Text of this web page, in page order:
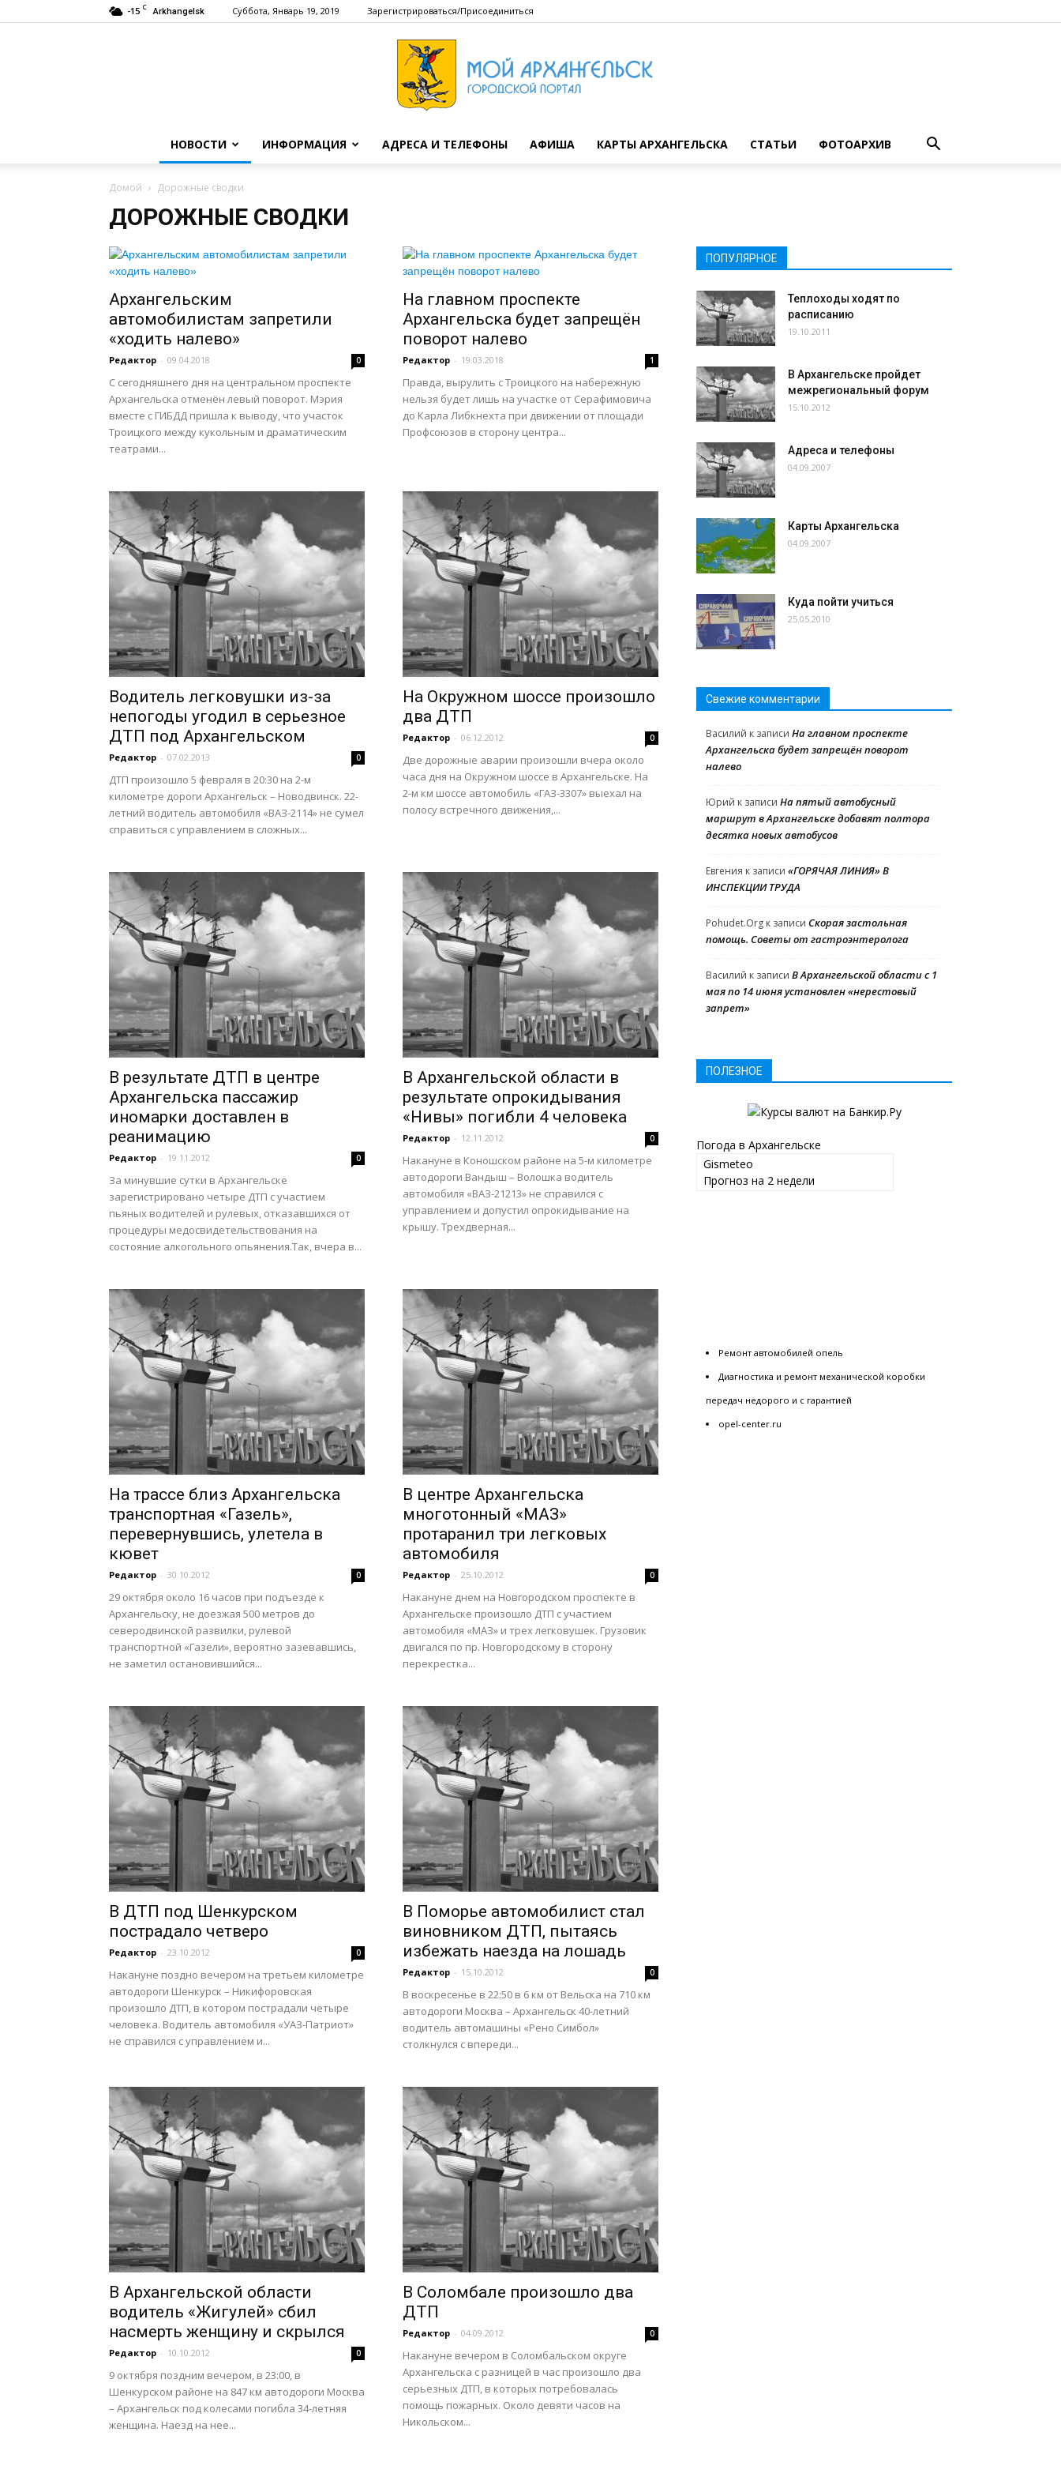
-15 C Arkhangelsk Суббота, Январь 19, 2019 Зарегистрироваться/Присоединиться
Архангельск
НОВОСТИ ИНФОРМАЦИЯ АДРЕСА И ТЕЛЕФОНЫ АФИША КАРТЫ АРХАНГЕЛЬСКА СТАТЬИ ФОТОАРХИВ
Домой Дорожные сводки
ДОРОЖНЫЕ СВОДКИ
Архангельским
автомобилистам запретили
«ходить налево»
Редактор - 09.04.2018 0
С сегодняшнего дня на центральном проспекте
Архангельска отменён левый поворот. Мэрия
вместе с ГИБДД пришла к выводу, что участок
Троицкого между кукольным и драматическим
театрами...
На главном проспекте
Архангельска будет запрещён
поворот налево
Редактор - 19.03.2018 1
Правда, вырулить с Троицкого на набережную
нельзя будет лишь на участке от Серафимовича
до Карла Либкнехта при движении от площади
Профсоюзов в сторону центра...
Водитель легковушки из-за
непогоды угодил в серьезное
ДТП под Архангельском
Редактор - 07.02.2013 0
ДТП произошло 5 февраля в 20:30 на 2-м
километре дороги Архангельск – Новодвинск. 22-
летний водитель автомобиля «ВАЗ-2114» не сумел
справиться с управлением в сложных...
На Окружном шоссе произошло
два ДТП
Редактор - 06.12.2012 0
Две дорожные аварии произошли вчера около
часа дня на Окружном шоссе в Архангельске. На
2-м км шоссе автомобиль «ГАЗ-3307» выехал на
полосу встречного движения,...
В результате ДТП в центре
Архангельска пассажир
иномарки доставлен в
реанимацию
Редактор - 19.11.2012 0
За минувшие сутки в Архангельске
зарегистрировано четыре ДТП с участием
пьяных водителей и рулевых, отказавшихся от
процедуры медосвидетельствования на
состояние алкогольного опьянения.Так, вчера в...
В Архангельской области в
результате опрокидывания
«Нивы» погибли 4 человека
Редактор - 12.11.2012 0
Накануне в Коношском районе на 5-м километре
автодороги Вандыш – Волошка водитель
автомобиля «ВАЗ-21213» не справился с
управлением и допустил опрокидывание на
крышу. Трехдверная...
На трассе близ Архангельска
транспортная «Газель»,
перевернувшись, улетела в
кювет
Редактор - 30.10.2012 0
29 октября около 16 часов при подъезде к
Архангельску, не доезжая 500 метров до
северодвинской развилки, рулевой
транспортной «Газели», вероятно зазевавшись,
не заметил остановившийся...
В центре Архангельска
многотонный «МАЗ»
протаранил три легковых
автомобиля
Редактор - 25.10.2012 0
Накануне днем на Новгородском проспекте в
Архангельске произошло ДТП с участием
автомобиля «МАЗ» и трех легковушек. Грузовик
двигался по пр. Новгородскому в сторону
перекрестка...
В ДТП под Шенкурском
пострадало четверо
Редактор - 23.10.2012 0
Накануне поздно вечером на третьем километре
автодороги Шенкурск – Никифоровская
произошло ДТП, в котором пострадали четыре
человека. Водитель автомобиля «УАЗ-Патриот»
не справился с управлением и...
В Поморье автомобилист стал
виновником ДТП, пытаясь
избежать наезда на лошадь
Редактор - 15.10.2012 0
В воскресенье в 22:50 в 6 км от Вельска на 710 км
автодороги Москва – Архангельск 40-летний
водитель автомашины «Рено Симбол»
столкнулся с впереди...
В Архангельской области
водитель «Жигулей» сбил
насмерть женщину и скрылся
Редактор - 10.10.2012 0
9 октября поздним вечером, в 23:00, в
Шенкурском районе на 847 км автодороги Москва
– Архангельск под колесами погибла 34-летняя
женщина. Наезд на нее...
В Соломбале произошло два
ДТП
Редактор - 04.09.2012 0
Накануне вечером в Соломбальском округе
Архангельска с разницей в час произошло два
серьезных ДТП, в которых потребовалась
помощь пожарных. Около девяти часов на
Никольском...
ПОПУЛЯРНОЕ
Теплоходы ходят по
расписанию
19.10.2011
В Архангельске пройдет
межрегиональный форум
15.10.2012
Адреса и телефоны
04.09.2007
Карты Архангельска
04.09.2007
Куда пойти учиться
25.05.2010
Свежие комментарии
Василий к записи На главном проспекте
Архангельска будет запрещён поворот
налево
Юрий к записи На пятый автобусный
маршрут в Архангельске добавят полтора
десятка новых автобусов
Евгения к записи «ГОРЯЧАЯ ЛИНИЯ» В
ИНСПЕКЦИИ ТРУДА
Pohudet.Org к записи Скорая застольная
помощь. Советы от гастроэнтеролога
Василий к записи В Архангельской области с 1
мая по 14 июня установлен «нерестовый
запрет»
ПОЛЕЗНОЕ
Погода в Архангельске
Gismeteo
Прогноз на 2 недели
Ремонт автомобилей опель
Диагностика и ремонт механической коробки
передач недорого и с гарантией
opel-center.ru